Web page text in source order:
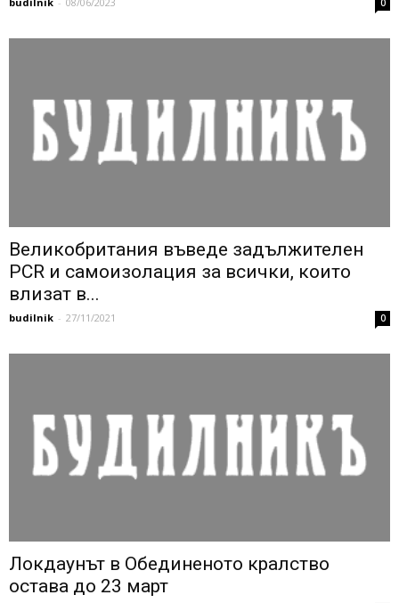
0
Великобритания въведе задължителен
PCR и самоизолация за всички, които
влизат в...
budilnik - 27/11/2021 0
Локдаунът в Обединеното кралство
остава до 23 март